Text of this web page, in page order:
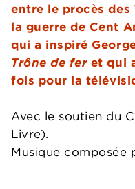
entre le procès des
la guerre de Cent
qui a inspiré
Trône de feret qui
fois pour la
Avec le soutien du
Livre).
Musique composée